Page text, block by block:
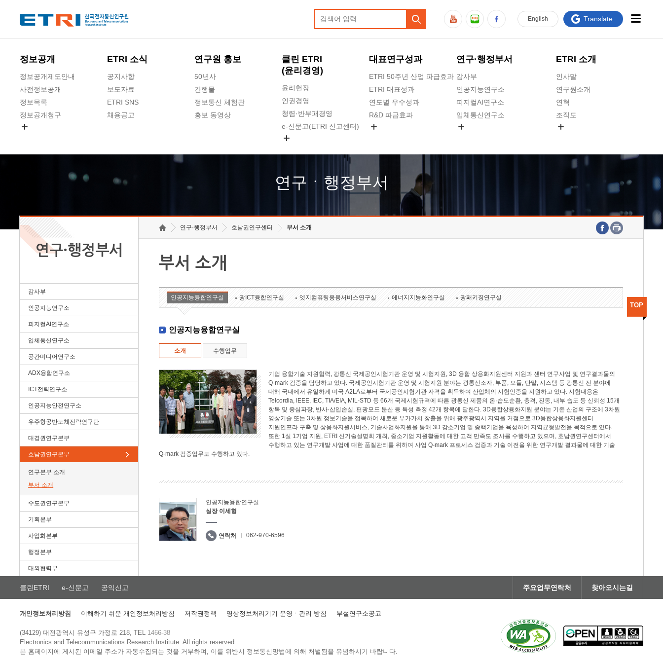
정보공개
정보공개제도안내
사전정보공개
정보목록
정보공개청구
ETRI 소식
공지사항
보도자료
ETRI SNS
채용공고
연구원 홍보
50년사
간행물
정보통신 체험관
홍보 동영상
클린 ETRI
(윤리경영)
윤리헌장
인권경영
청렴·반부패경영
e-신문고(ETRI 신고센터)
고객의소리
수의계약 현황
대표연구성과
ETRI 50주년 산업 파급효과
ETRI 대표성과
연도별 우수성과
R&D 파급효과
연구·행정부서
감사부
인공지능연구소
피지컬AI연구소
입체통신연구소
호남권연구본부
기획본부
ETRI 소개
인사말
연구원소개
연혁
조직도
연구원 고객헌장
주요업무연락처
English Translate
연구ㆍ행정부서
연구·행정부서
감사부
인공지능연구소
피지컬AI연구소
입체통신연구소
공간미디어연구소
ADX융합연구소
ICT전략연구소
인공지능안전연구소
우주항공반도체전략연구단
대경권연구본부
호남권연구본부
연구본부 소개
부서 소개
수도권연구본부
기획본부
사업화본부
행정본부
대외협력부
연구·행정부서 호남권연구센터 부서 소개
부서 소개
인공지능융합연구실 광ICT융합연구실 엣지컴퓨팅응용서비스연구실 에너지지능화연구실 광패키징연구실
인공지능융합연구실
소개 수행업무
기업 융합기술 지원협력, 광통신 국제공인시험기관 운영 및 시험지원, 3D 융합 상용화지원센터 지원과 센터 연구사업 및 연구결과물의
Q-mark 검증을 담당하고 있다. 국제공인시험기관 운영 및 시험지원 분야는 광통신소자, 부품, 모듈, 단말, 시스템 등 광통신 전 분야에
대해 국내에서 유일하게 미국 A2LA로부터 국제공인시험기관 자격을 획득하여 산업체의 시험인증을 지원하고 있다. 시험내용은
Telcordia, IEEE, IEC, TIA/EIA, MIL-STD 등 66개 국제시험규격에 따른 광통신 제품의 온·습도순환, 충격, 진동, 내부 습도 등 신뢰성 15개
항목 및 중심파장, 반사·삽입손실, 편광모드 분산 등 특성 측정 42개 항목에 달한다. 3D융합상용화지원 분야는 기존 산업의 구조에 3차원
영상기술 또는 3차원 정보기술을 접목하여 새로운 부가가치 창출을 위해 광주광역시 지역을 거점으로 3D융합상용화지원센터
지원인프라 구축 및 상용화지원서비스, 기술사업화지원을 통해 3D 강소기업 및 중핵기업을 육성하여 지역균형발전을 목적으로 있다.
또한 1실 1기업 지원, ETRI 신기술설명회 개최, 중소기업 지원활동에 대한 고객 만족도 조사를 수행하고 있으며, 호남권연구센터에서
수행하고 있는 연구개발 사업에 대한 품질관리를 위하여 사업 Q-mark 프로세스 검증과 기술 이전을 위한 연구개발 결과물에 대한 기술
Q-mark 검증업무도 수행하고 있다.
인공지능융합연구실
실장 이세형
연락처 062-970-6596
TOP
클린ETRI e-신문고 공익신고 주요업무연락처 찾아오시는길
개인정보처리방침 이해하기 쉬운 개인정보처리방침 저작권정책 영상정보처리기기 운영ㆍ관리 방침 부설연구소공고
(34129) 대전광역시 유성구 가정로 218, TEL 1466-38
Electronics and Telecommunications Research Institute.All rights reserved.
본 홈페이지에 게시된 이메일 주소가 자동수집되는 것을 거부하며, 이를 위반시 정보통신망법에 의해 처벌됨을 유념하시기 바랍니다.